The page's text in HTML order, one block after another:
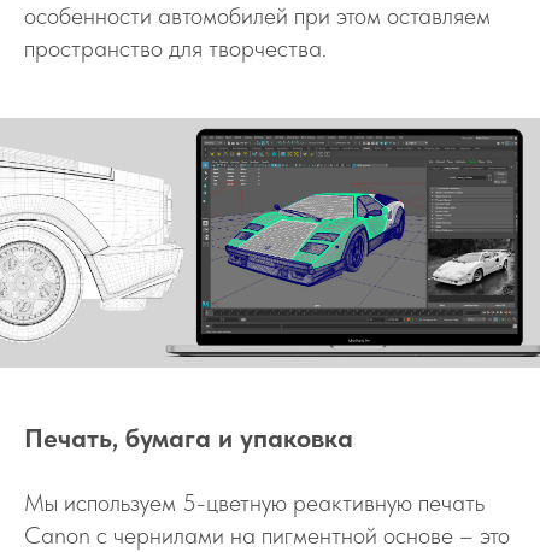
особенности автомобилей при этом оставляем
пространство для творчества.
Печать, бумага и упаковка
Мы используем 5-цветную реактивную печать
Canon с чернилами на пигментной основе – это